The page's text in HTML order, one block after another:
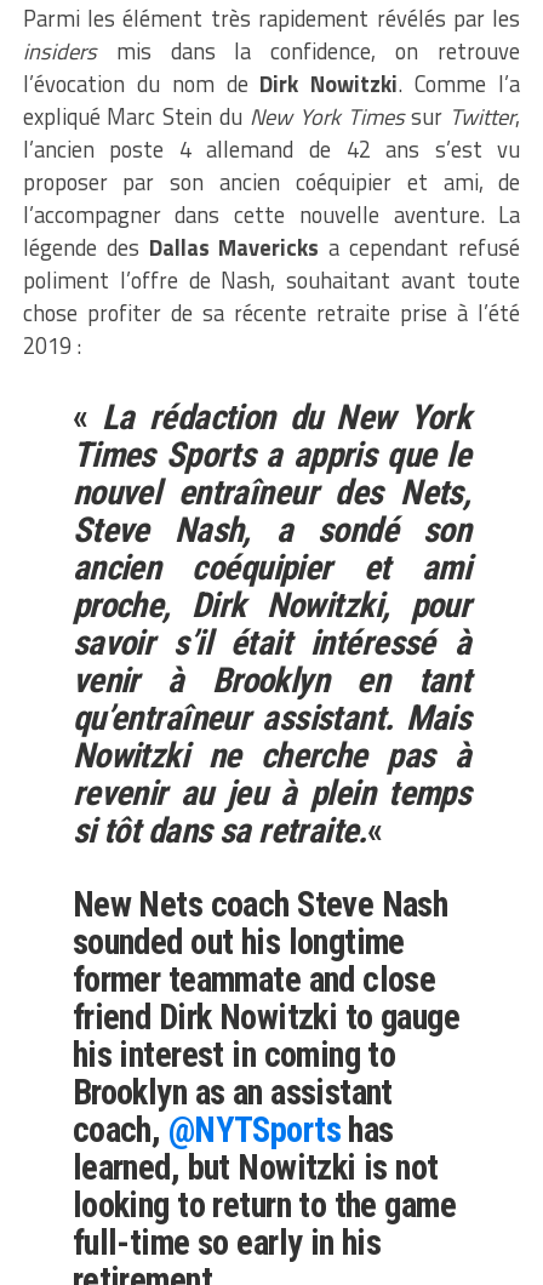
Parmi les élément très rapidement révélés par les
insidersmis dans la confidence, on retrouve
l’évocation du nom de Dirk Nowitzki. Comme l’a
expliqué Marc Stein du New York Timessur Twitter,
l’ancien poste 4 allemand de 42 ans s’est vu
proposer par son ancien coéquipier et ami, de
l’accompagner dans cette nouvelle aventure. La
légende des Dallas Mavericks a cependant refusé
poliment l’offre de Nash, souhaitant avant toute
chose profiter de sa récente retraite prise à l’été
2019 :
« La rédaction du New York
Times Sports a appris que le
nouvel entraîneur des Nets,
Steve Nash, a sondé son
ancien coéquipier et ami
proche, Dirk Nowitzki, pour
savoir s’il était intéressé à
venir à Brooklyn en tant
qu’entraîneur assistant. Mais
Nowitzki ne cherche pas à
revenir au jeu à plein temps
si tôt dans sa retraite.«
New Nets coach Steve Nash
sounded out his longtime
former teammate and close
friend Dirk Nowitzki to gauge
his interest in coming to
Brooklyn as an assistant
coach, @NYTSportshas
learned, but Nowitzki is not
looking to return to the game
full-time so early in his